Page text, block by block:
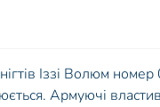
Іззі Волюм
Армуючі